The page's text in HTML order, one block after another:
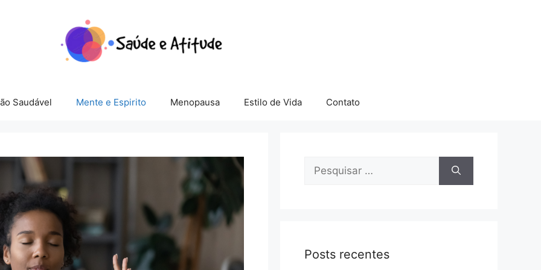
Saudável Mente e Espirito Menopausa Estilo de Vida Contato
Pesquisar
Posts recentes